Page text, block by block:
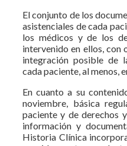
El conjunto de los
asistenciales de cada
los médicos y de los
intervenido en ellos, con
integración posible de
cada paciente, al menos,
En cuanto a su
noviembre, básica
paciente y de derechos
información y
Historia Clínica